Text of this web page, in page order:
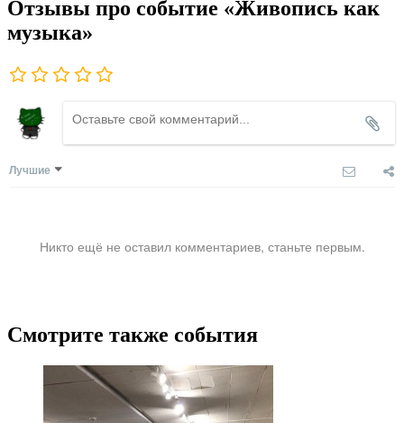
Отзывы про событие «Живопись как
музыка»
Лучшие
Никто ещё не оставил комментариев, станьте первым.
Смотрите также события